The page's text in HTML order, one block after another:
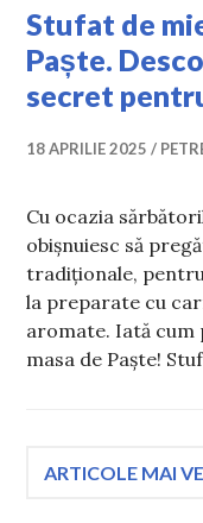
Stufat de
Paște.
secret
18 APRILIE 2025
Cu ocazia
obișnuiesc să
tradiționale,
la preparate cu
aromate. Iată
masa de Paște!
ARTICOLE MAI